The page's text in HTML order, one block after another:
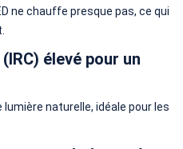
ne chauffe presque pas, ce qui
élevé pour un
lumière naturelle, idéale pour les